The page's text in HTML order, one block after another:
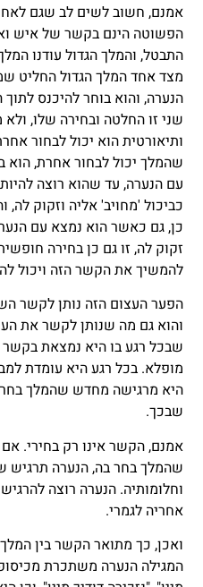
אמנם, חשוב לשים לב שגם
הפשוטה הינם בקשר של איש
התבטל, והמלך הגדול עודנו
מצד אחד המלך הגדול החליט
הנערה, והוא בוחר להיכנס
שני זו החלטה ובחירה שלו,
ותיאורטית הוא יכול לבחור
שהמלך יכול לבחור אחרת, הוא
עם הנערה, עד שהוא רוצה
כביכול 'מחויב' אליה וזקוק
כן, גם כאשר הוא נמצא עם
זקוק לה, זו גם כן בחירה
להמשיך את הקשר הזה ויכול
הפער העצום הזה נותן לקשר
והוא גם מה שנותן לקשר את
שבכל רגע בו היא נמצאת
מופלא. בכל רגע היא עומדת
היא מרגישה מחדש שהמלך בחר
שבכך.
אמנם, הקשר אינו רק בחירי.
שהמלך בחר בה, הנערה תרגיש
וחלומותיה. הנערה רוצה
אחריה לגמרי.
ואכן, כך מתואר הקשר בין
המגילה הנערה משתכרת